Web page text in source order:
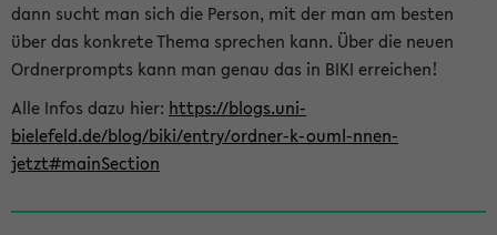
dann sucht man sich die Person, mit der man am besten
über das konkrete Thema sprechen kann. Über die neuen
Ordnerprompts kann man genau das in BIKI erreichen!
Alle Infos dazu hier: https://blogs.uni-
bielefeld.de/blog/biki/entry/ordner-k-ouml-nnen-
jetzt#mainSection